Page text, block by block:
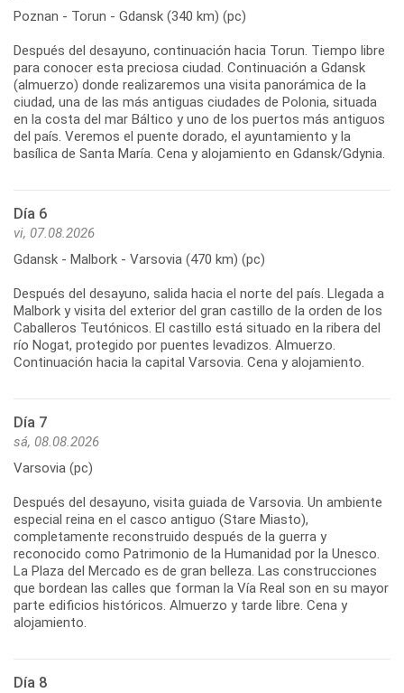
Poznan - Torun - Gdansk (340 km) (pc)
Después del desayuno, continuación hacia Torun. Tiempo libre
para conocer esta preciosa ciudad. Continuación a Gdansk
(almuerzo) donde realizaremos una visita panorámica de la
ciudad, una de las más antiguas ciudades de Polonia, situada
en la costa del mar Báltico y uno de los puertos más antiguos
del país. Veremos el puente dorado, el ayuntamiento y la
basílica de Santa María. Cena y alojamiento en Gdansk/Gdynia.
Día 6
vi, 07.08.2026
Gdansk - Malbork - Varsovia (470 km) (pc)
Después del desayuno, salida hacia el norte del país. Llegada a
Malbork y visita del exterior del gran castillo de la orden de los
Caballeros Teutónicos. El castillo está situado en la ribera del
río Nogat, protegido por puentes levadizos. Almuerzo.
Continuación hacia la capital Varsovia. Cena y alojamiento.
Día 7
sá, 08.08.2026
Varsovia (pc)
Después del desayuno, visita guiada de Varsovia. Un ambiente
especial reina en el casco antiguo (Stare Miasto),
completamente reconstruido después de la guerra y
reconocido como Patrimonio de la Humanidad por la Unesco.
La Plaza del Mercado es de gran belleza. Las construcciones
que bordean las calles que forman la Vía Real son en su mayor
parte edificios históricos. Almuerzo y tarde libre. Cena y
alojamiento.
Día 8